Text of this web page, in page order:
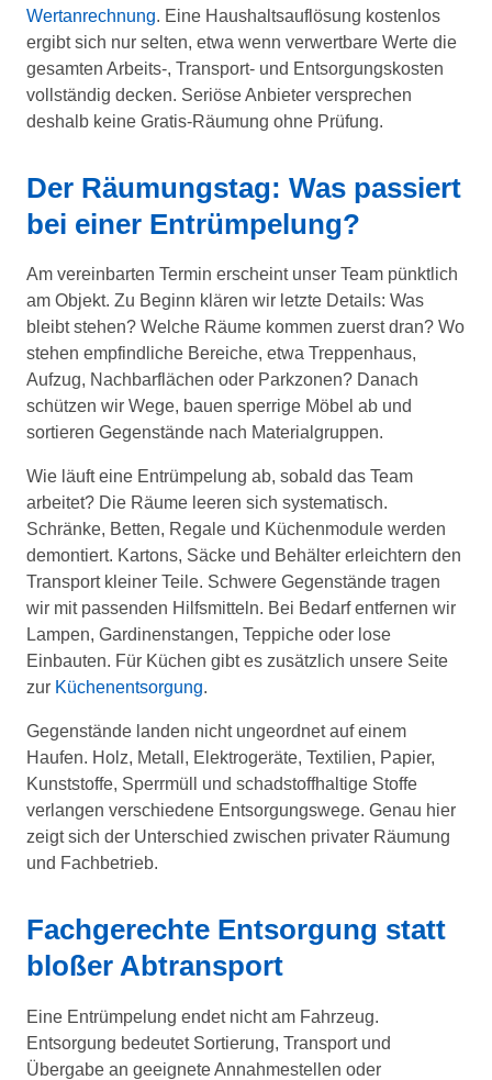
Wertanrechnung. Eine Haushaltsauflösung kostenlos
ergibt sich nur selten, etwa wenn verwertbare Werte die
gesamten Arbeits-, Transport- und Entsorgungskosten
vollständig decken. Seriöse Anbieter versprechen
deshalb keine Gratis-Räumung ohne Prüfung.
Der Räumungstag: Was passiert
bei einer Entrümpelung?
Am vereinbarten Termin erscheint unser Team pünktlich
am Objekt. Zu Beginn klären wir letzte Details: Was
bleibt stehen? Welche Räume kommen zuerst dran? Wo
stehen empfindliche Bereiche, etwa Treppenhaus,
Aufzug, Nachbarflächen oder Parkzonen? Danach
schützen wir Wege, bauen sperrige Möbel ab und
sortieren Gegenstände nach Materialgruppen.
Wie läuft eine Entrümpelung ab, sobald das Team
arbeitet? Die Räume leeren sich systematisch.
Schränke, Betten, Regale und Küchenmodule werden
demontiert. Kartons, Säcke und Behälter erleichtern den
Transport kleiner Teile. Schwere Gegenstände tragen
wir mit passenden Hilfsmitteln. Bei Bedarf entfernen wir
Lampen, Gardinenstangen, Teppiche oder lose
Einbauten. Für Küchen gibt es zusätzlich unsere Seite
zur Küchenentsorgung.
Gegenstände landen nicht ungeordnet auf einem
Haufen. Holz, Metall, Elektrogeräte, Textilien, Papier,
Kunststoffe, Sperrmüll und schadstoffhaltige Stoffe
verlangen verschiedene Entsorgungswege. Genau hier
zeigt sich der Unterschied zwischen privater Räumung
und Fachbetrieb.
Fachgerechte Entsorgung statt
bloßer Abtransport
Eine Entrümpelung endet nicht am Fahrzeug.
Entsorgung bedeutet Sortierung, Transport und
Übergabe an geeignete Annahmestellen oder